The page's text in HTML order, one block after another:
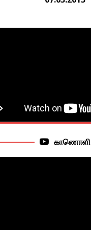
காணொளி